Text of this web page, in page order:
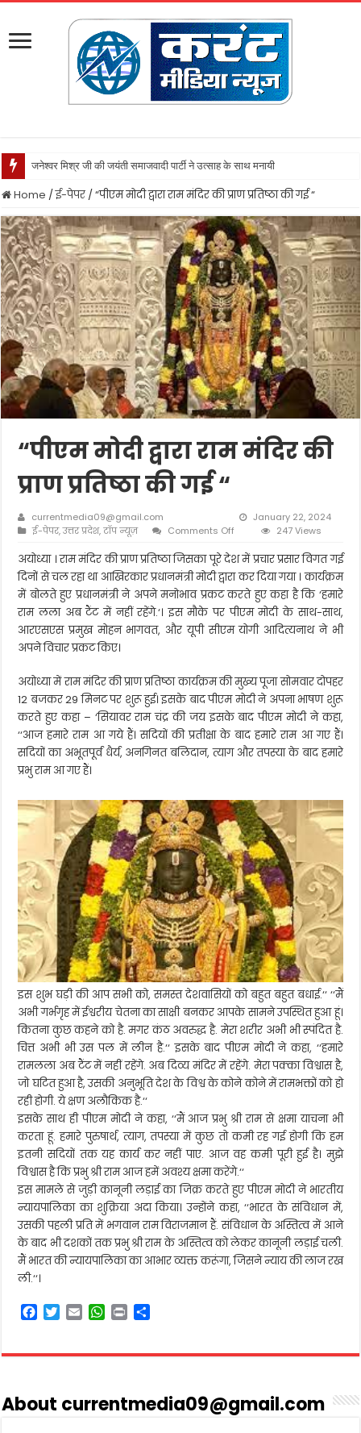
जनेश्वर मिश्र जी की जयंती समाजवादी पार्टी ने उत्साह के साथ मनायी
Home / ई-पेपर / “पीएम मोदी द्वारा राम मंदिर की प्राण प्रतिष्ठा की गई “
“पीएम मोदी द्वारा राम मंदिर की
प्राण प्रतिष्ठा की गई “
currentmedia09@gmail.com
January 22, 2024
ई-पेपर,उत्तर प्रदेश,टॉप न्यूज़ Comments Off
मोदी
द्वारा
राम
मंदिर
की
प्राण
“
247 Views
अयोध्या । राम मंदिर की प्राण प्रतिष्ठा जिसका पूरे देश में प्रचार प्रसार विगत गई
दिनों से चल रहा था आखिरकार प्रधानमंत्री मोदी द्वारा कर दिया गया । कार्यक्रम
में बोलते हुए प्रधानमंत्री ने अपने मनोभाव प्रकट करते हुए कहा है कि ‘हमारे
राम लला अब टैंट में नहीं रहेंगे.‘। इस मौके पर पीएम मोदी के साथ-साथ,
आरएसएस प्रमुख मोहन भागवत, और यूपी सीएम योगी आदित्यनाथ ने भी
अपने विचार प्रकट किए।
अयोध्या में राम मंदिर की प्राण प्रतिष्ठा कार्यक्रम की मुख्य पूजा सोमवार दोपहर
12 बजकर 29 मिनट पर शुरू हुई। इसके बाद पीएम मोदी ने अपना भाषण शुरू
करते हुए कहा – ‘सियावर राम चंद्र की जय इसके बाद पीएम मोदी ने कहा,
‘‘आज हमारे राम आ गये हैं। सदियों की प्रतीक्षा के बाद हमारे राम आ गए हैं।
सदियों का अभूतपूर्व धैर्य, अनगिनत बलिदान, त्याग और तपस्या के बाद हमारे
प्रभु राम आ गए हैं।
इस शुभ घड़ी की आप सभी को, समस्त देशवासियों को बहुत बहुत बधाई.‘‘ ‘‘मैं
अभी गर्भगृह में ईश्वरीय चेतना का साक्षी बनकर आपके सामने उपस्थित हुआ हूं।
कितना कुछ कहने को है. मगर कंठ अवरुद्ध है. मेरा शरीर अभी भी स्पंदित है.
चित्त अभी भी उस पल में लीन है.‘‘ इसके बाद पीएम मोदी ने कहा, ‘‘हमारे
रामलला अब टैंट में नहीं रहेंगे. अब दिव्य मंदिर में रहेंगे. मेरा पक्का विश्वास है,
जो घटित हुआ है, उसकी अनुभूति देश के विश्व के कोने कोने में रामभक्तों को हो
रही होगी. ये क्षण अलौकिक है.‘‘
इसके साथ ही पीएम मोदी ने कहा, ‘‘मैं आज प्रभु श्री राम से क्षमा याचना भी
करता हूं. हमारे पुरुषार्थ, त्याग, तपस्या में कुछ तो कमी रह गई होगी कि हम
इतनी सदियों तक यह कार्य कर नहीं पाए. आज वह कमी पूरी हुई है। मुझे
विश्वास है कि प्रभु श्री राम आज हमें अवश्य क्षमा करेंगे.‘‘
इस मामले से जुड़ी कानूनी लड़ाई का जिक्र करते हुए पीएम मोदी ने भारतीय
न्यायपालिका का शुक्रिया अदा किया। उन्होंने कहा, ‘‘भारत के संविधान में,
उसकी पहली प्रति में भगवान राम विराजमान हैं. संविधान के अस्तित्व में आने
के बाद भी दशकों तक प्रभु श्री राम के अस्तित्व को लेकर कानूनी लड़ाई चली.
मैं भारत की न्यायपालिका का आभार व्यक्त करूंगा, जिसने न्याय की लाज रख
ली.‘‘।
F
e
o
T
t
r
E
i
W
t
p
P
n
r
About currentmedia09@gmail.com